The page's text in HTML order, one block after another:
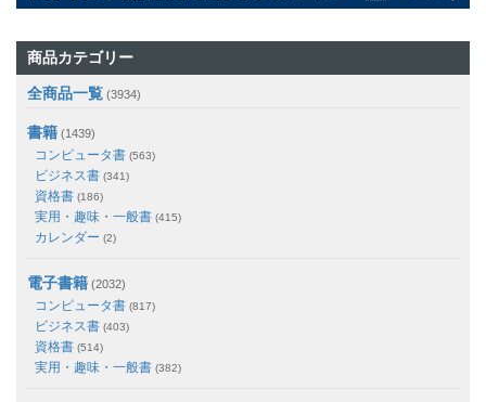
商品カテゴリー
全商品一覧 (3934)
書籍 (1439)
コンピュータ書 (563)
ビジネス書 (341)
資格書 (186)
実用・趣味・一般書 (415)
カレンダー (2)
電子書籍 (2032)
コンピュータ書 (817)
ビジネス書 (403)
資格書 (514)
実用・趣味・一般書 (382)